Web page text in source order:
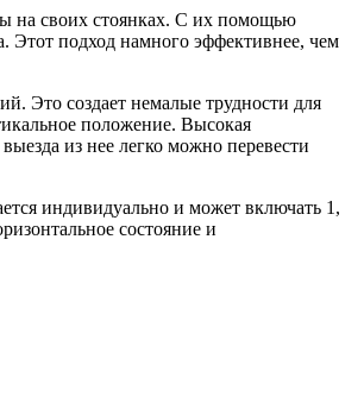
на своих стоянках. С их помощью
Этот подход намного эффективнее, чем
Это создает немалые трудности для
положение. Высокая
из нее легко можно перевести
индивидуально и может включать 1,
состояние и